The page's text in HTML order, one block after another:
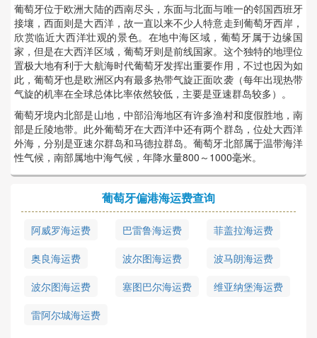
葡萄牙位于欧洲大陆的西南尽头，东面与北面与唯一的邻国西班牙
接壤，西面则是大西洋，故一直以来不少人特意走到葡萄牙西岸，
欣赏临近大西洋壮观的景色。在地中海区域，葡萄牙属于边缘国
家，但是在大西洋区域，葡萄牙则是前线国家。这个独特的地理位
置极大地有利于大航海时代葡萄牙发挥出重要作用，不过也因为如
此，葡萄牙也是欧洲区内有最多热带气旋正面吹袭（每年出现热带
气旋的机率在全球总体比率依然较低，主要是亚速群岛较多）。
葡萄牙境内北部是山地，中部沿海地区有许多渔村和度假胜地，南
部是丘陵地带。此外葡萄牙在大西洋中还有两个群岛，位处大西洋
外海，分别是亚速尔群岛和马德拉群岛。葡萄牙北部属于温带海洋
性气候，南部属地中海气候，年降水量800～1000毫米。
葡萄牙偏港海运费查询
阿威罗海运费 巴雷鲁海运费
菲盖拉海运费
奥良海运费
波尔图海运费
波马朗海运费
波尔图海运费
塞图巴尔海运费
维亚纳堡海运费
雷阿尔城海运费